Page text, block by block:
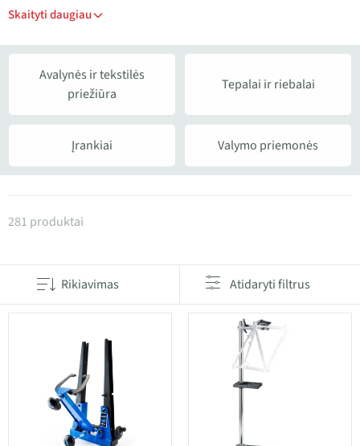
Skaityti daugiau
Avalynės ir tekstilės
priežiūra
Tepalai ir riebalai
Įrankiai Valymo priemonės
Produktai kategorijoje Priežiūros įranga
281 produktai
Rikiavimas Atidaryti filtrus